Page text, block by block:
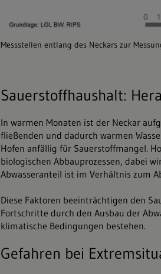
Messstellen entlang des Neckars zur
Sauerstoffhaushalt:
In warmen Monaten ist der Neckar
fließenden und dadurch warmen
Hofen anfällig für Sauerstoffmangel.
biologischen Abbauprozessen, dabei
Abwasseranteil ist im Verhältnis zum
Diese Faktoren beeinträchtigen den
Fortschritte durch den Ausbau der
klimatische Bedingungen bestehen.
Gefahren bei